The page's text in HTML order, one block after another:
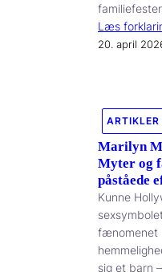
Læs
20. april
ARTIKLER
Marilyn
Myter og
påståede
Kunne
fænomenet
sig et barn